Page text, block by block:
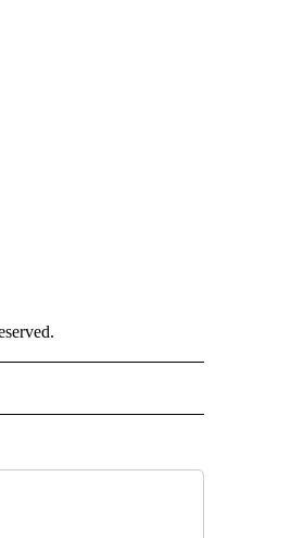
ABOUT NEW PAGES ON "NOTICIAS - CNN".